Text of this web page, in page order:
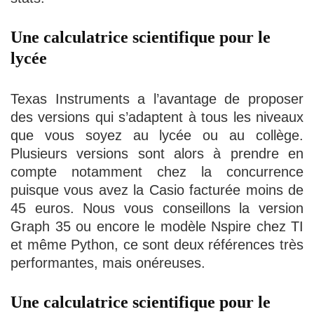
Une calculatrice scientifique pour le
lycée
Texas Instruments a l’avantage de proposer
des versions qui s’adaptent à tous les niveaux
que vous soyez au lycée ou au collège.
Plusieurs versions sont alors à prendre en
compte notamment chez la concurrence
puisque vous avez la Casio facturée moins de
45 euros. Nous vous conseillons la version
Graph 35 ou encore le modèle Nspire chez TI
et même Python, ce sont deux références très
performantes, mais onéreuses.
Une calculatrice scientifique pour le